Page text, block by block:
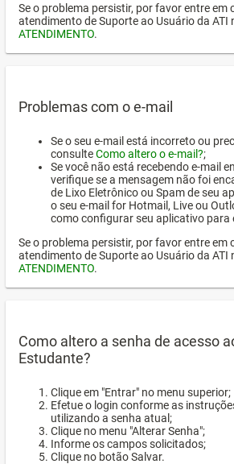
Se o problema persistir, por favor entre em
atendimento de Suporte ao Usuário da ATI
ATENDIMENTO.
Problemas com o e-mail
Se o seu e-mail está incorreto ou
consulteComo altero o e-mail?;
Se você não está recebendo e-mail
verifique se a mensagem não foi
de Lixo Eletrônico ou Spam de seu
o seu e-mail for Hotmail, Live ou
como configurar seu aplicativo para
Se o problema persistir, por favor entre em
atendimento de Suporte ao Usuário da ATI
ATENDIMENTO.
Como altero a senha de acesso
Estudante?
Clique em "Entrar" no menu superior;
Efetue o login conforme as
utilizando a senha atual;
Clique no menu "Alterar Senha";
Informe os campos solicitados;
Clique no botão Salvar.